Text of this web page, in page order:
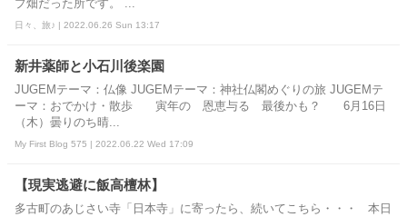
プ畑だった所です。 ...
日々、旅♪ | 2022.06.26 Sun 13:17
新井薬師と小石川後楽園
JUGEMテーマ：仏像 JUGEMテーマ：神社仏閣めぐりの旅 JUGEMテ
ーマ：おでかけ・散歩 寅年の 恩恵与る 最後かも？ 6月16日
（木）曇りのち晴...
My First Blog 575 | 2022.06.22 Wed 17:09
【現実逃避に飯高檀林】
多古町のあじさい寺「日本寺」に寄ったら、続いてこちら・・・ 本日